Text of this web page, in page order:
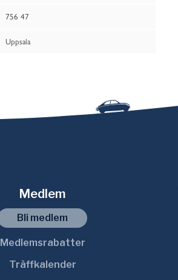
756 47
Uppsala
Medlem
Bli medlem
Medlemsrabatter
Träffkalender